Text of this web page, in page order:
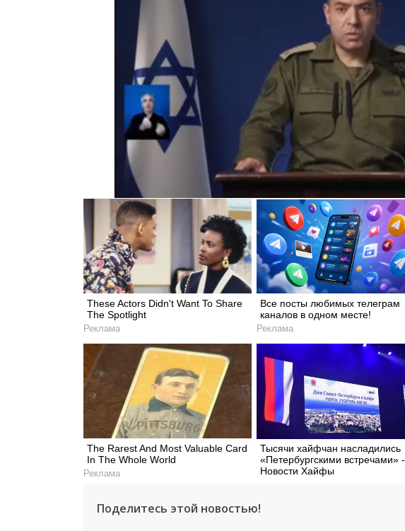
These Actors Didn't Want To Share
The Spotlight
Реклама
Все посты любимых телеграм
каналов в одном месте!
Реклама
The Rarest And Most Valuable Card
In The Whole World
Реклама
Тысячи хайфчан насладились
«Петербургскими встречами» -
Новости Хайфы
Поделитесь этой новостью!